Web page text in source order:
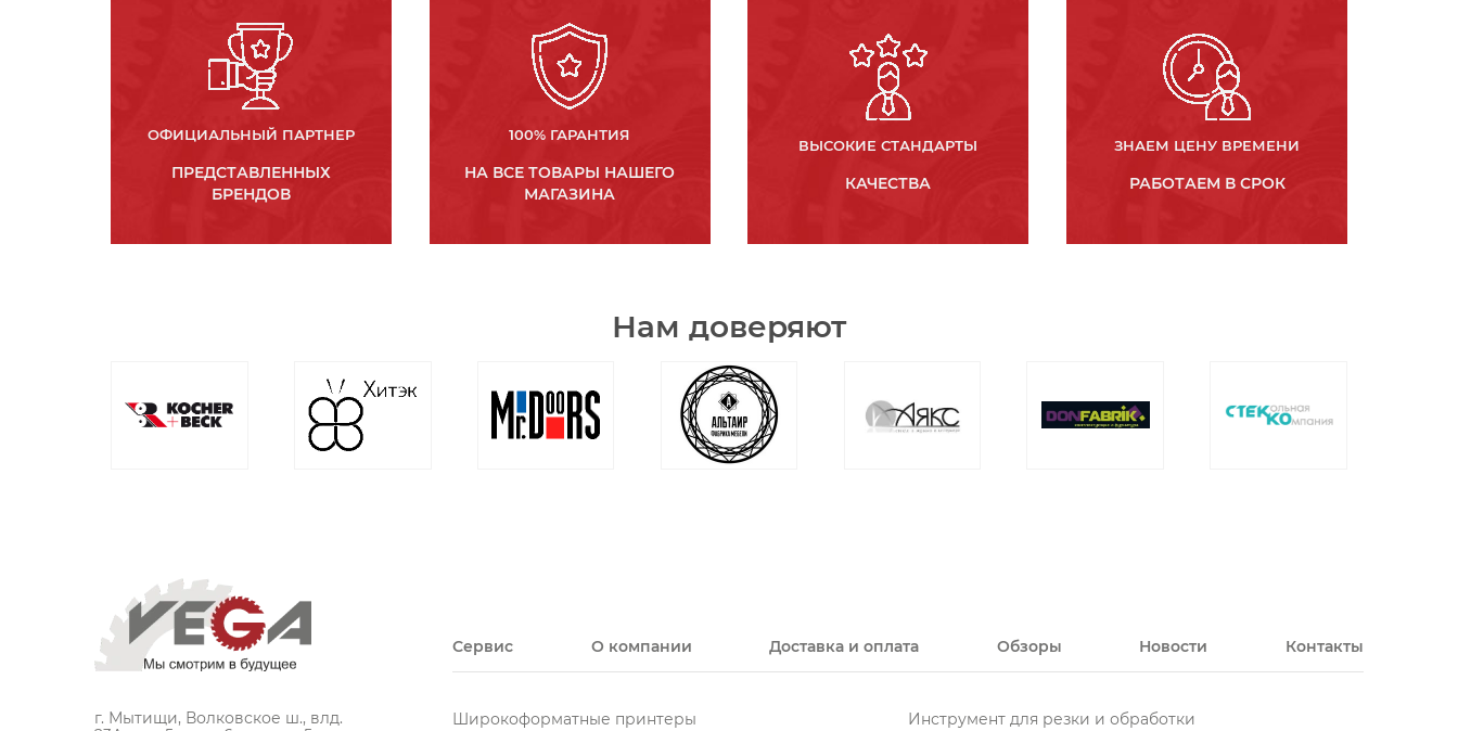
ОФИЦИАЛЬНЫЙ ПАРТНЕР
ПРЕДСТАВЛЕННЫХ
БРЕНДОВ
100% ГАРАНТИЯ
НА ВСЕ ТОВАРЫ НАШЕГО
МАГАЗИНА
ВЫСОКИЕ СТАНДАРТЫ
КАЧЕСТВА
ЗНАЕМ ЦЕНУ ВРЕМЕНИ
РАБОТАЕМ В СРОК
Нам доверяют
г. Мытищи, Волковское ш., влд.
Сервис О компании Доставка и оплата Обзоры Новости Контакты
Широкоформатные принтеры Инструмент для резки и обработки